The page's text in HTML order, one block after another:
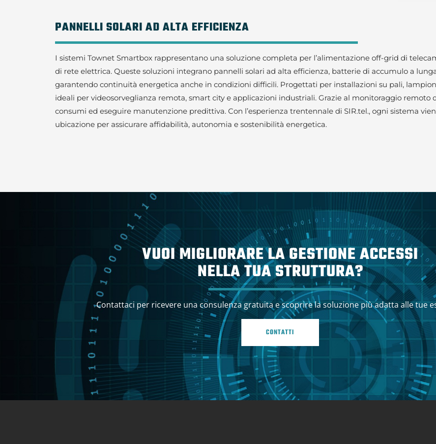
PANNELLI SOLARI AD ALTA EFFICIENZA
I sistemi Townet Smartbox rappresentano una soluzione completa per l’alimentazione off-grid di
di rete elettrica. Queste soluzioni integrano pannelli solari ad alta efficienza, batterie di accumulo a
garantendo continuità energetica anche in condizioni difficili. Progettati per installazioni su pali,
ideali per videosorveglianza remota, smart city e applicazioni industriali. Grazie al monitoraggio remoto
consumi ed eseguire manutenzione predittiva. Con l’esperienza trentennale di SIR.tel., ogni sistema
ubicazione per assicurare affidabilità, autonomia e sostenibilità energetica.
VUOI MIGLIORARE LA GESTIONE ACCESSI
NELLA TUA STRUTTURA?
Contattaci per ricevere una consulenza gratuita e scoprire la soluzione più adatta alle tue
CONTATTI